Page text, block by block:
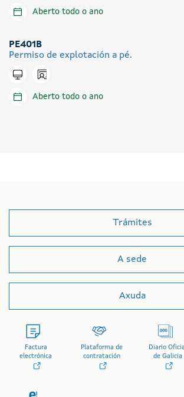
Aberto todo o ano
PE401B
Permiso de explotación a pé.
Tramitar en liña
Icono presencial
Aberto todo o ano
Trámites
A sede
Axuda
Factura
electrónica
Plataforma de
contratación
Diario
de Galicia